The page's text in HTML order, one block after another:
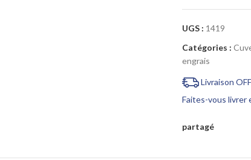
UGS : 1419
Catégories :
engrais
Livraison
Faites-vous livrer
partagé